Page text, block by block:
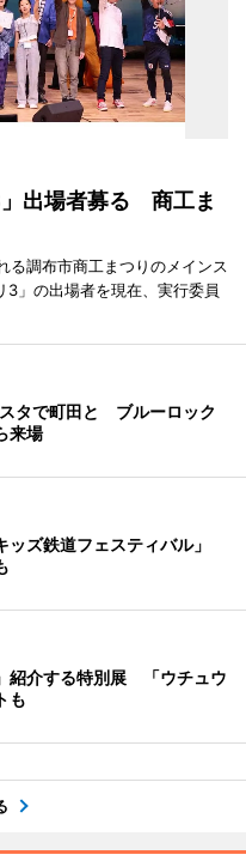
出場者募る 商工ま
る調布市商工まつりのメインス
3」の出場者を現在、実行委員
タで町田と ブルーロック
来場
ッズ鉄道フェスティバル」
紹介する特別展 「ウチュウ
も